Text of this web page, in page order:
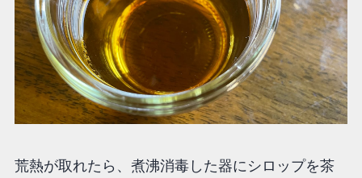
荒熱が取れたら、煮沸消毒した器にシロップを茶